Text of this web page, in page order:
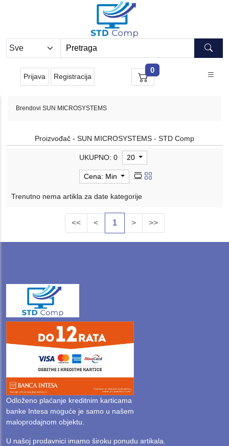
Prijava Registracija
0
Brendovi SUN MICROSYSTEMS
Proizvođač - SUN MICROSYSTEMS - STD Comp
UKUPNO: 0 20
Cena: Min
Trenutno nema artikla za date kategorije
<< < 1 > >>
Odloženo plaćanje kreditnim karticama
banke Intesa moguće je samo u našem
maloprodajnom objektu.
U našoj prodavnici imamo široku ponudu artikala.